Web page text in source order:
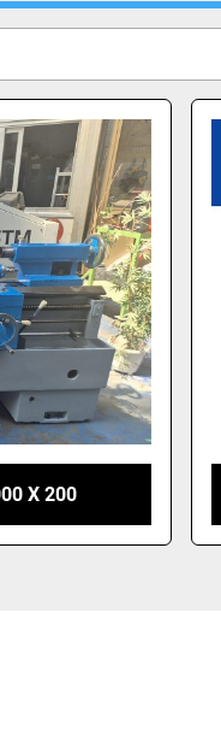
X 200